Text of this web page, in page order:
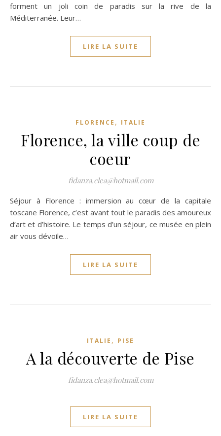
forment un joli coin de paradis sur la rive de la
Méditerranée. Leur…
LIRE LA SUITE
FLORENCE , ITALIE
Florence, la ville coup de
coeur
fidanza.clea@hotmail.com
Séjour à Florence : immersion au cœur de la capitale
toscane Florence, c’est avant tout le paradis des amoureux
d’art et d’histoire. Le temps d’un séjour, ce musée en plein
air vous dévoile…
LIRE LA SUITE
ITALIE , PISE
A la découverte de Pise
fidanza.clea@hotmail.com
LIRE LA SUITE